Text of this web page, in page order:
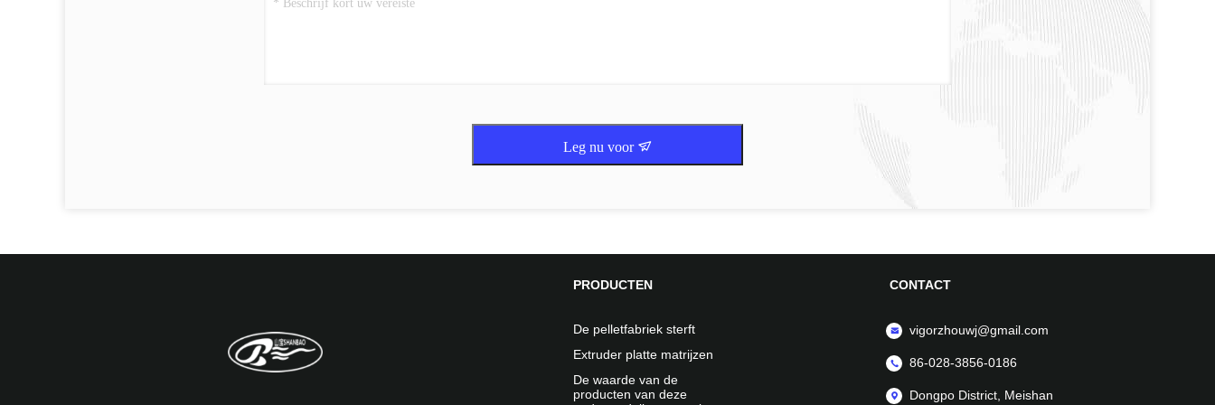
Leg nu voor
PRODUCTEN
De pelletfabriek sterft
Extruder platte matrijzen
De waarde van de
producten van deze
CONTACT
vigorzhouwj@gmail.com
86-028-3856-0186
Dongpo District, Meishan